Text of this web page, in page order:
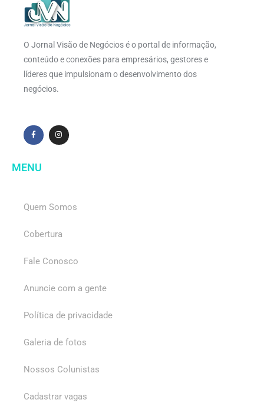
O Jornal Visão de Negócios é o portal de informação,
conteúdo e conexões para empresários, gestores e
líderes que impulsionam o desenvolvimento dos
negócios.
MENU
Quem Somos
Cobertura
Fale Conosco
Anuncie com a gente
Política de privacidade
Galeria de fotos
Nossos Colunistas
Cadastrar vagas